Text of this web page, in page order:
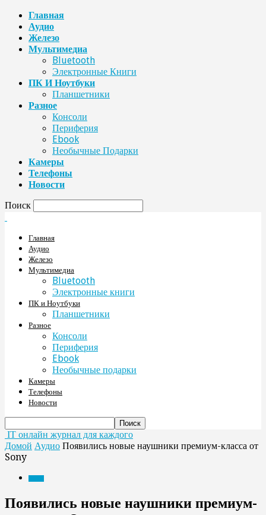
Главная
Аудио
Железо
Мультимедиа
Bluetooth
Электронные Книги
ПК И Ноутбуки
Планшетники
Разное
Консоли
Периферия
Ebook
Необычные Подарки
Камеры
Телефоны
Новости
Поиск
Главная
Аудио
Железо
Мультимедиа
Bluetooth
Электронные книги
ПК и Ноутбуки
Планшетники
Разное
Консоли
Периферия
Ebook
Необычные подарки
Камеры
Телефоны
Новости
IT онлайн журнал для каждого
Домой Аудио Появились новые наушники премиум-класса от
Sony
Появились новые наушники премиум-